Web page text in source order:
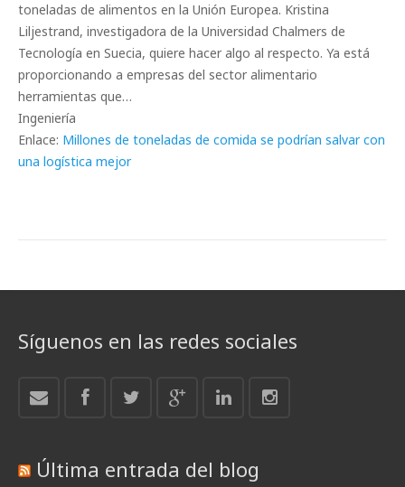
toneladas de alimentos en la Unión Europea. Kristina
Liljestrand, investigadora de la Universidad Chalmers de
Tecnología en Suecia, quiere hacer algo al respecto. Ya está
proporcionando a empresas del sector alimentario
herramientas que…
Ingeniería
Enlace: Millones de toneladas de comida se podrían salvar con
una logística mejor
Síguenos en las redes sociales
Última entrada del blog